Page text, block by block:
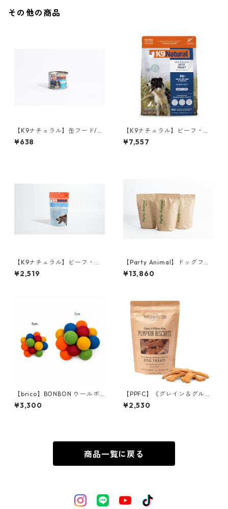
その他の商品
【K9ナチュラル】缶フード/
ホキ(白身魚)＆ビーフ・フィー
スト 170g
¥638
【K9ナチュラル】ビーフ・フ
ィースト 500g
¥7,557
【K9ナチュラル】ビーフ・グ
リーントライプ 75g
¥2,519
【Party Animal】ドッグフー
ド／チキン&オーツレシピ 1.81
kg 3個セット
¥13,860
【brico】BONBON ウールボ
ール
¥3,300
【PPFC】《グレイン＆グルテ
ンフリー》パンプキンビスケ
ット
¥2,530
商品一覧に戻る